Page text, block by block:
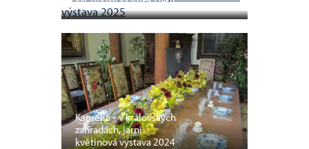
Kamélie - v královských
zahradách, jarní
květinová výstava 2024